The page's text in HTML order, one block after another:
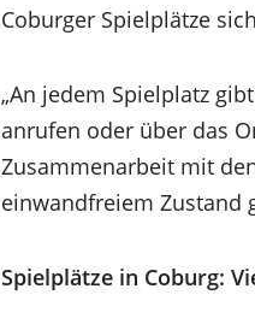
Coburger Spielplätze
„An jedem Spielplatz
anrufen oder über das
Zusammenarbeit mit
einwandfreiem Zustand
Spielplätze in Coburg: